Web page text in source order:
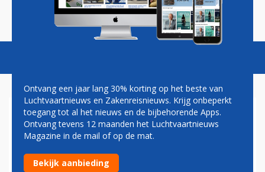
Magazine Podcasts Vacatures
NA BRINDISI OPENT TUI OOK
ROUTE VANAF SCHIPHOL
NAAR TIVAT
Ontvang een jaar lang 30% korting op het beste van
Luchtvaartnieuws en Zakenreisnieuws. Krijg onbeperkt
toegang tot al het nieuws en de bijbehorende Apps.
Ontvang tevens 12 maanden het Luchtvaartnieuws
Magazine in de mail of op de mat.
Bekijk aanbieding